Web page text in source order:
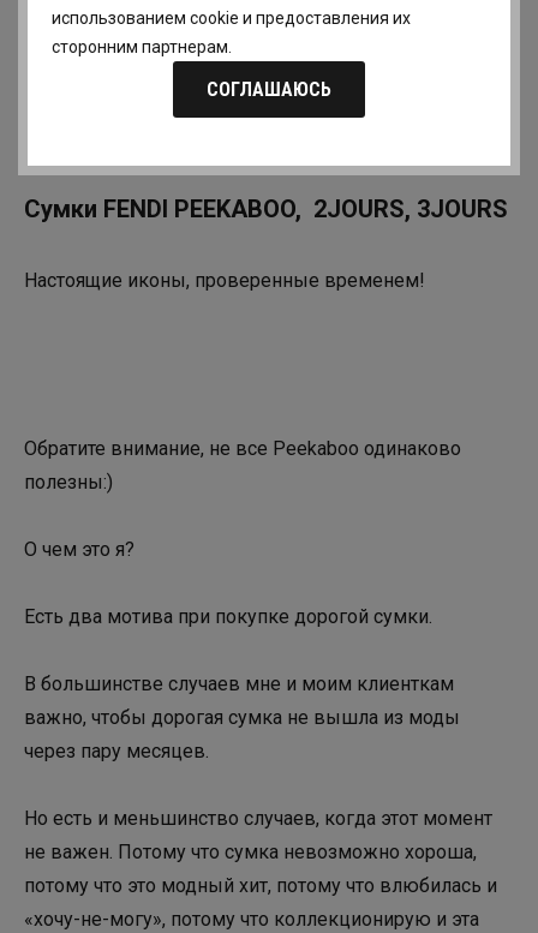
использованием cookie и предоставления их
сторонним партнерам.
СОГЛАШАЮСЬ
Сумки FENDI PEEKABOO, 2JOURS, 3JOURS
Настоящие иконы, проверенные временем!
Обратите внимание, не все Peekaboo одинаково
полезны:)
О чем это я?
Есть два мотива при покупке дорогой сумки.
В большинстве случаев мне и моим клиенткам
важно, чтобы дорогая сумка не вышла из моды
через пару месяцев.
Но есть и меньшинство случаев, когда этот момент
не важен. Потому что сумка невозможно хороша,
потому что это модный хит, потому что влюбилась и
«хочу-не-могу», потому что коллекционирую и эта